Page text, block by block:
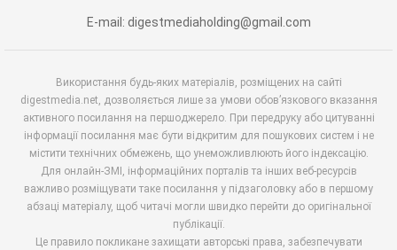
E-mail: digestmediaholding@gmail.com
Використання будь-яких матеріалів, розміщених на сайті
digestmedia.net, дозволяється лише за умови обов’язкового вказання
активного посилання на першоджерело. При передруку або цитуванні
інформації посилання має бути відкритим для пошукових систем і не
містити технічних обмежень, що унеможливлюють його індексацію.
Для онлайн-ЗМІ, інформаційних порталів та інших веб-ресурсів
важливо розміщувати таке посилання у підзаголовку або в першому
абзаці матеріалу, щоб читачі могли швидко перейти до оригінальної
публікації.
Це правило покликане захищати авторські права, забезпечувати